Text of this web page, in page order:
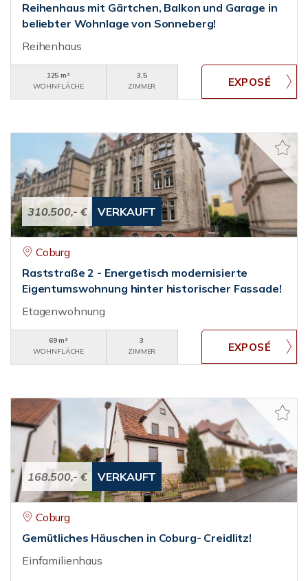
Reihenhaus mit Gärtchen, Balkon und Garage in
beliebter Wohnlage von Sonneberg!
Reihenhaus
125 m²
WOHNFLÄCHE
3,5
ZIMMER
310.500,- € VERKAUFT
Coburg
Raststraße 2 - Energetisch modernisierte
Eigentumswohnung hinter historischer Fassade!
Etagenwohnung
69 m²
WOHNFLÄCHE
3
ZIMMER
168.500,- € VERKAUFT
Coburg
Gemütliches Häuschen in Coburg- Creidlitz!
Einfamilienhaus